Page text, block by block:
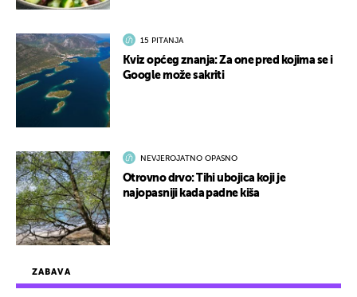
ZABAVA
15 PITANJA
Kviz općeg znanja: Za one pred kojima se i
Google može sakriti
NEVJEROJATNO OPASNO
Otrovno drvo: Tihi ubojica koji je
najopasniji kada padne kiša